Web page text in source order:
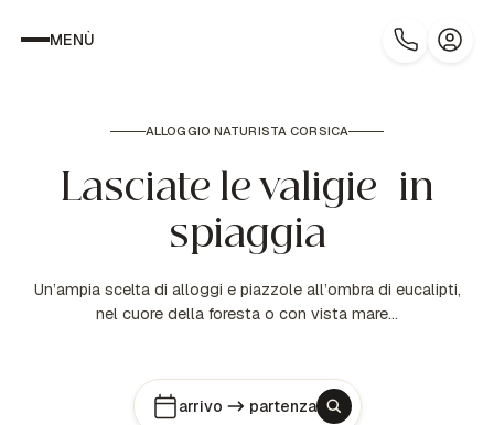
MENÙ
ALLOGGIO NATURISTA CORSICA
Lasciate le valigie in
spiaggia
Un’ampia scelta di alloggi e piazzole all’ombra di eucalipti,
nel cuore della foresta o con vista mare…
arrivo partenza